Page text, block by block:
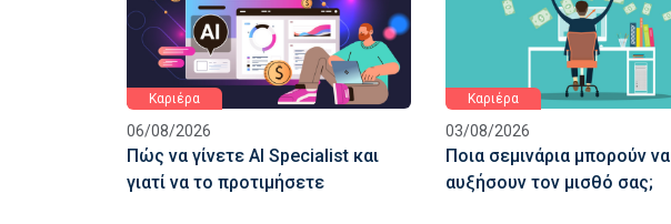
Καριέρα
06/08/2026
Πώς να γίνετε AI Specialist και
γιατί να το προτιμήσετε
Καριέρα
03/08/2026
Ποια σεμινάρια μπορούν να
αυξήσουν τον μισθό σας;